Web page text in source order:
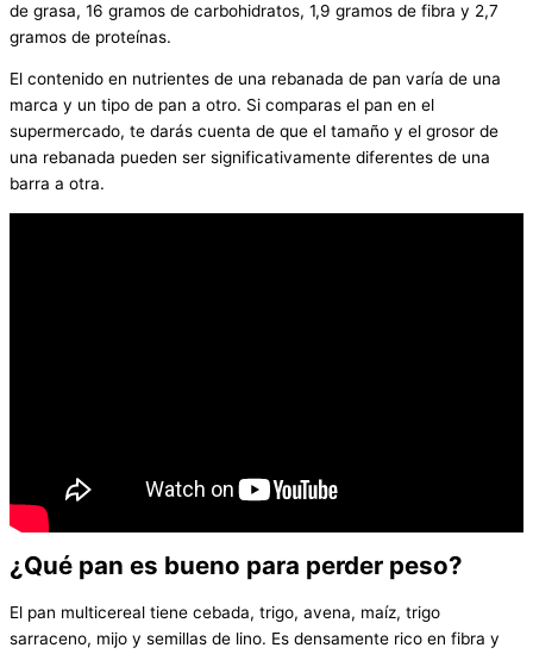
de grasa, 16 gramos de carbohidratos, 1,9 gramos de fibra y 2,7
gramos de proteínas.
El contenido en nutrientes de una rebanada de pan varía de una
marca y un tipo de pan a otro. Si comparas el pan en el
supermercado, te darás cuenta de que el tamaño y el grosor de
una rebanada pueden ser significativamente diferentes de una
barra a otra.
¿Qué pan es bueno para perder peso?
El pan multicereal tiene cebada, trigo, avena, maíz, trigo
sarraceno, mijo y semillas de lino. Es densamente rico en fibra y